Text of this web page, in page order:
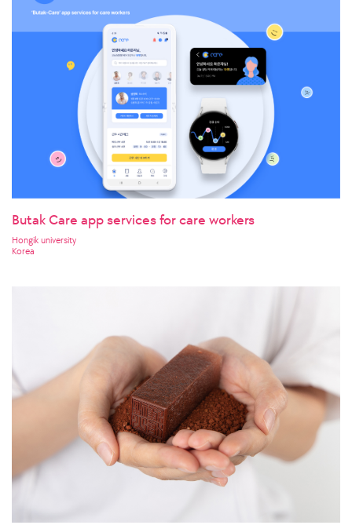
Butak Care app services for care workers
Hongik university
Korea